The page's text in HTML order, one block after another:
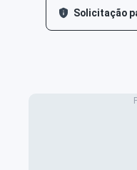
Solicitação